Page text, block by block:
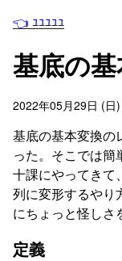
👈 ﾕﾕﾕﾕﾕ
基底の
2022年05月29日 (日)
基底の基本変換の
った。そこでは
十課にやってきて
列に変形するやり
にちょっと怪しさ
定義